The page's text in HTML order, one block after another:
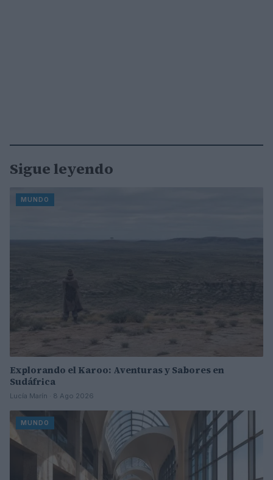
Sigue leyendo
MUNDO
Explorando el Karoo: Aventuras y Sabores en
Sudáfrica
Lucía Marín · 8 Ago 2026
MUNDO